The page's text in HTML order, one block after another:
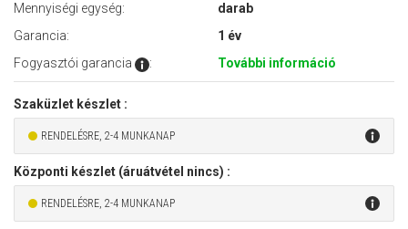
Mennyiségi egység:
darab
Garancia:
1 év
Fogyasztói garancia
: További információ
Szaküzlet készlet :
RENDELÉSRE, 2-4 MUNKANAP
Központi készlet (áruátvétel nincs) :
RENDELÉSRE, 2-4 MUNKANAP